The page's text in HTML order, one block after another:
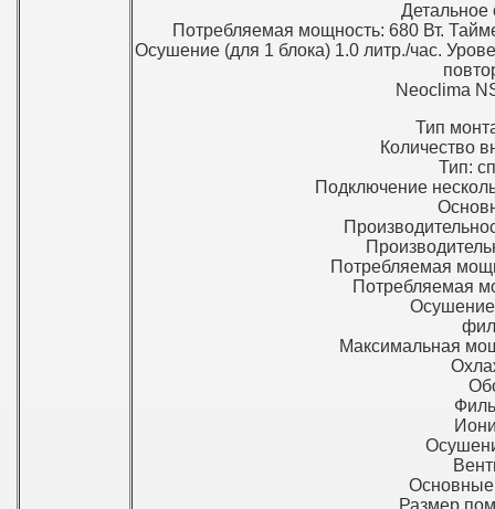
Детальное
Потребляемая мощность: 680 Вт.
Осушение (для 1 блока) 1.0 литр./час.
Neoclima
Тип
Количество
Тип:
Подключение
Потребляемая
Потребляемая
Осушение
Максимальная
Основные
Размер